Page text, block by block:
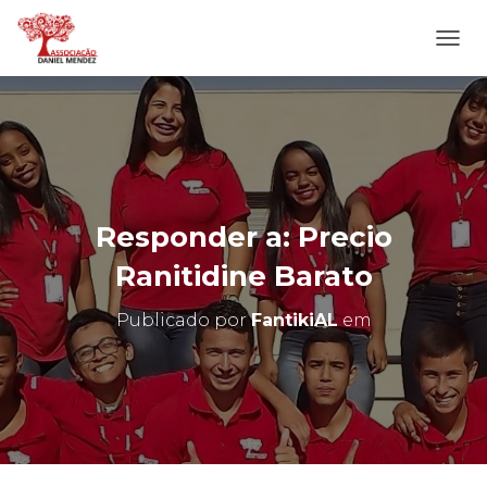
L
T
E
R
N
A
N
A
E
G
O
Responder a: Precio
Ranitidine Barato
Publicado porFantikiALem